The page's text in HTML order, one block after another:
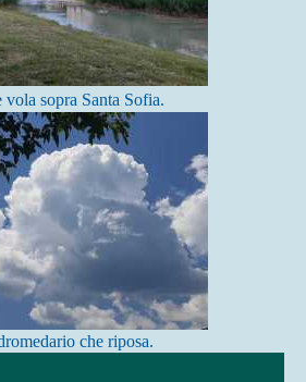
vola sopra Santa Sofia.
che riposa.